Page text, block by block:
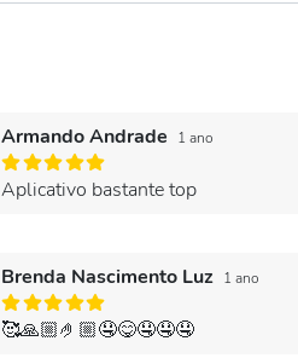
Armando Andrade 1 ano
Aplicativo bastante top
Brenda Nascimento Luz 1 ano
🥰🙏🏼🤌🏼🤤😋🤤🤤🤤